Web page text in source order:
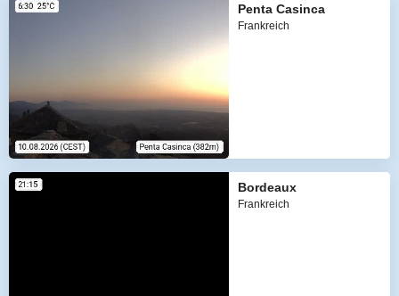
Penta Casinca
Frankreich
Bordeaux
Frankreich